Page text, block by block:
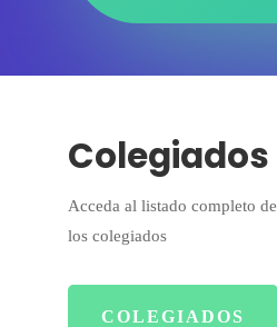
Colegiados
Acceda al listado completo de
los colegiados
COLEGIADOS